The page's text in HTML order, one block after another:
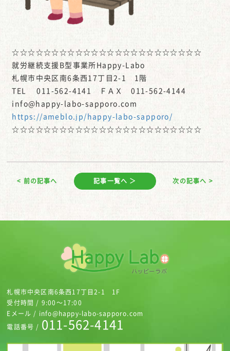
☆☆☆☆☆☆☆☆☆☆☆☆☆☆☆☆☆☆☆☆☆☆☆☆
就労継続支援B型事業所Happy-Labo
札幌市中央区南6条西17丁目2-1 1階
TEL 011-562-4141 ＦＡＸ 011-562-4144
info@happy-labo-sapporo.com
https://ameblo.jp/happy-labo-sapporo/
☆☆☆☆☆☆☆☆☆☆☆☆☆☆☆☆☆☆☆☆☆☆☆☆
< 前の記事へ 記事一覧へ ＞ 次の記事へ >
札幌市中央区南6条西17丁目2-1 1F
受付時間 / 9:00～17:00
Eメール / info@happy-labo-sapporo.com
電話番号 / 011-562-4141